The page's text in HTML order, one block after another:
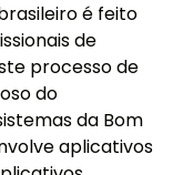
é feito
de
processo de
do
da Bom
aplicativos